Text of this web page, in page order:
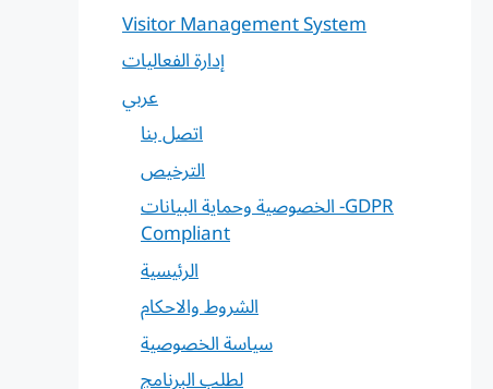
Visitor Management System
إدارة الفعاليات
عربي
اتصل بنا
الترخيص
الخصوصية وحماية البيانات -GDPR
Compliant
الرئيسية
الشروط والاحكام
سياسة الخصوصية
لطلب البرنامج